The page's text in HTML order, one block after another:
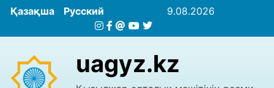
Қазақша Русский 9.08.2026
uagyz.kz